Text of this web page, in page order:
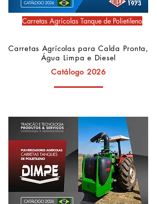
Carretas Agrícolas Tanque de Polietileno
Carretas Agrícolas para Calda Pronta,
Água Limpa e Diesel
Catálogo 2026